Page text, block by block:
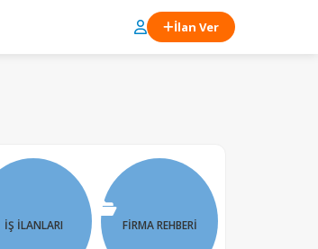
İlan Ver
İŞ İLANLARI FIRMA REHBERI